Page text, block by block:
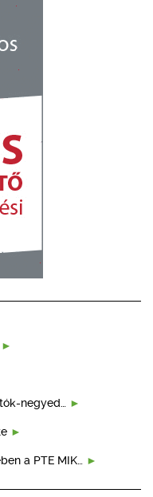
negyed…
a PTE MIK…